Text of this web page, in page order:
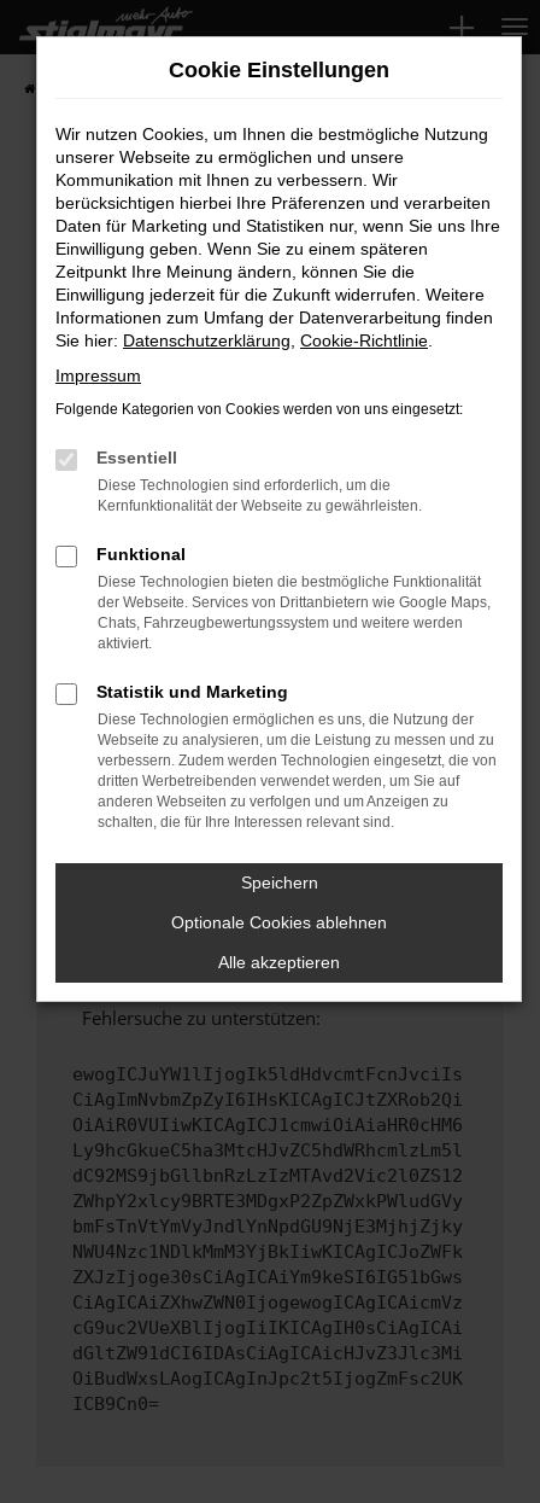
Zum
Hauptinhalt
springen
Fehler: Network Error
Beim Laden ist ein Fehler aufgetreten.
Hier sind ein paar Tipps, die dir helfen können:
Überprüfe deine Firewall und deine
Internetverbindung.
Laden andere Webseiten, zum Beispiel deine
Manche Erweiterungen, wie Werbeblocker,
können das Laden bestimmter Seiten
verhindern. Funktioniert die Seite in einem
Fenster?
Starte dein Gerät neu.
Das kann manchmal helfen, vorübergehende
Probleme zu beheben.
Stelle sicher, dass dein Browser und dein
Betriebssystem auf dem neuesten Stand
sind.
Veraltete Software birgt nicht nur ein
Sicherheitsrisiko, sondern kann auch dazu
führen, dass bestimmte Funktionen nicht mehr
Wende dich an den Webseitenbetreiber.
Wenn du alle oben genannten Schritte versucht
hast, kontaktiere uns bitte. Wir werden
versuchen, das Problem zu beheben. Du kannst
uns diesen Text schicken, um uns bei der
Fehlersuche zu unterstützen:
ewogICJuYW1lIjogIk5ldHdvcmtFcnJvciIs
CiAgImNvbmZpZyI6IHsKICAgICJtZXRob2Qi
OiAiR0VUIiwKICAgICJ1cmwiOiAiaHR0cHM6
Ly9hcGkueC5ha3MtcHJvZC5hdWRhcmlzLm5l
dC92MS9jbGllbnRzLzIzMTAvd2Vic2l0ZS12
ZWhpY2xlcy9BRTE3MDgxP2ZpZWxkPWludGVy
bmFsTnVtYmVyJndlYnNpdGU9NjE3MjhjZjky
NWU4Nzc1NDlkMmM3YjBkIiwKICAgICJoZWFk
ZXJzIjoge30sCiAgICAiYm9keSI6IG51bGws
CiAgICAiZXhwZWN0IjogewogICAgICAicmVz
cG9uc2VUeXBlIjogIiIKICAgIH0sCiAgICAi
dGltZW91dCI6IDAsCiAgICAicHJvZ3Jlc3Mi
OiBudWxsLAogICAgInJpc2t5IjogZmFsc2UK
ICB9Cn0=
Cookie Einstellungen
Wir nutzen Cookies, um Ihnen die bestmögliche Nutzung
unserer Webseite zu ermöglichen und unsere
Kommunikation mit Ihnen zu verbessern. Wir
berücksichtigen hierbei Ihre Präferenzen und verarbeiten
Daten für Marketing und Statistiken nur, wenn Sie uns Ihre
Einwilligung geben. Wenn Sie zu einem späteren
Zeitpunkt Ihre Meinung ändern, können Sie die
Einwilligung jederzeit für die Zukunft widerrufen. Weitere
Informationen zum Umfang der Datenverarbeitung finden
Sie hier: Datenschutzerklärung Cookie-Richtlinie
Impressum
Folgende Kategorien von Cookies werden von uns eingesetzt:
Essentiell
Diese Technologien sind erforderlich, um die
Kernfunktionalität der Webseite zu gewährleisten.
Funktional
Diese Technologien bieten die bestmögliche Funktionalität
der Webseite. Services von Drittanbietern wie Google Maps,
Chats, Fahrzeugbewertungssystem und weitere werden
aktiviert.
Statistik und Marketing
Diese Technologien ermöglichen es uns, die Nutzung der
Webseite zu analysieren, um die Leistung zu messen und zu
verbessern. Zudem werden Technologien eingesetzt, die von
dritten Werbetreibenden verwendet werden, um Sie auf
anderen Webseiten zu verfolgen und um Anzeigen zu
schalten, die für Ihre Interessen relevant sind.
Speichern
Optionale Cookies ablehnen
Alle akzeptieren